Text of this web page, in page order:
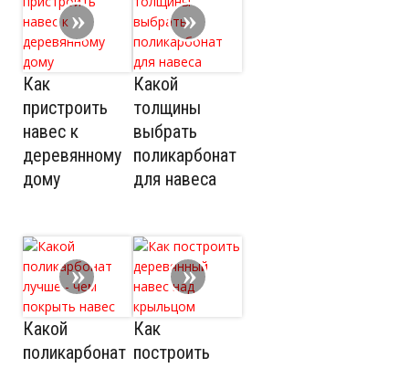
Как
пристроить
навес к
деревянному
дому
Какой
толщины
выбрать
поликарбонат
для навеса
Какой
поликарбонат
Как
построить